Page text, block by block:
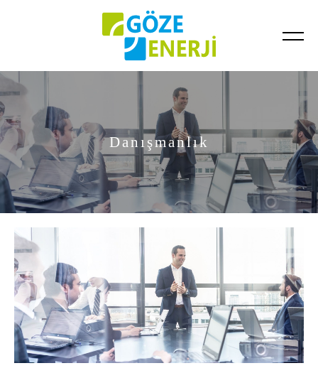
Danışmanlık
Devam Eden Projeler